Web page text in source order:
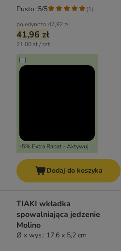
pojedynczo 47,92 zł
41,96 zł
21,00 zł / szt.
-5% Extra Rabat - Aktywuj
Pusto: 5/5 (1)
Dodaj do koszyka
TIAKI wkładka
spowalniająca jedzenie
Molino
Ø x wys.: 17,6 x 5,2 cm